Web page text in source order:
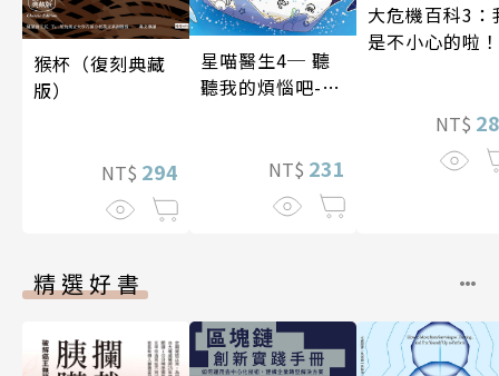
猴杯（復刻典藏
版）
NT$ 294
星喵醫生4─ 聽
聽我的煩惱吧-假
NT$ 231
大危機百科3：
是不小心的啦！
NT$
精選好書